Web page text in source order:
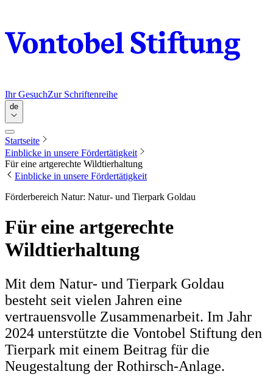
Ihr GesuchZur Schriftenreihe
de
Startseite
Einblicke in unsere Fördertätigkeit
Für eine artgerechte Wildtierhaltung
Einblicke in unsere Fördertätigkeit
Förderbereich Natur: Natur- und Tierpark Goldau
Für eine artgerechte
Wildtierhaltung
Mit dem Natur- und Tierpark Goldau
besteht seit vielen Jahren eine
vertrauensvolle Zusammenarbeit. Im Jahr
2024 unterstützte die Vontobel Stiftung den
Tierpark mit einem Beitrag für die
Neugestaltung der Rothirsch-Anlage.